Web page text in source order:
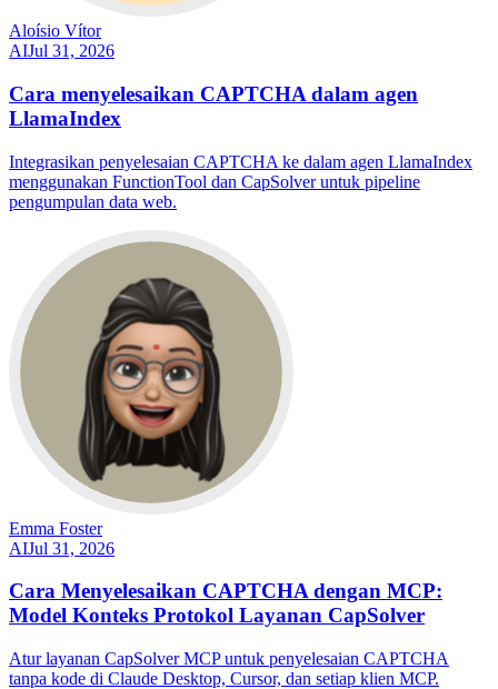
Aloísio Vítor
AIJul 31, 2026
Cara menyelesaikan CAPTCHA dalam agen
LlamaIndex
Integrasikan penyelesaian CAPTCHA ke dalam agen LlamaIndex
menggunakan FunctionTool dan CapSolver untuk pipeline
pengumpulan data web.
Emma Foster
AIJul 31, 2026
Cara Menyelesaikan CAPTCHA dengan MCP:
Model Konteks Protokol Layanan CapSolver
Atur layanan CapSolver MCP untuk penyelesaian CAPTCHA
tanpa kode di Claude Desktop, Cursor, dan setiap klien MCP.